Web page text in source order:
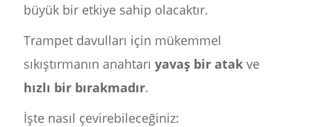
büyük bir etkiye sahip olacaktır.
Trampet davulları için mükemmel
sıkıştırmanın anahtarı yavaş bir atakve
hızlı bir bırakmadır.
İşte nasıl çevirebileceğiniz: